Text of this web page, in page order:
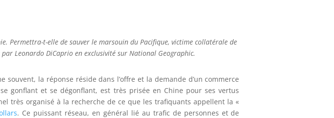
Permettra-t-elle de sauver le marsouin du Pacifique, victime collatérale de
Leonardo DiCaprio en exclusivité sur National Geographic.
la réponse réside dans l’offre et la demande d’un commerce
gonflant et se dégonflant, est très prisée en Chine pour ses vertus
très organisé à la recherche de ce que les trafiquants appellent la «
. Ce puissant réseau, en général lié au trafic de personnes et de